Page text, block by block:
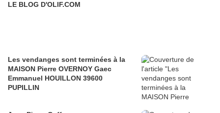
LE BLOG D'OLIF.COM
Les vendanges sont terminées à la
MAISON Pierre OVERNOY Gaec
Emmanuel HOUILLON 39600
PUPILLIN